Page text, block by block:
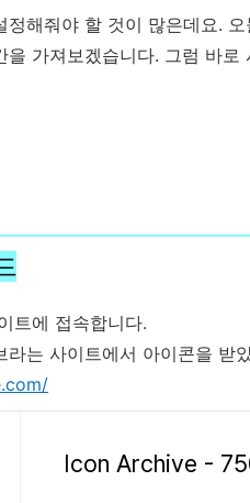
정해줘야 할 것이 많은데요.
가져보겠습니다. 그럼 바로
트에 접속합니다.
는 사이트에서 아이콘을 받